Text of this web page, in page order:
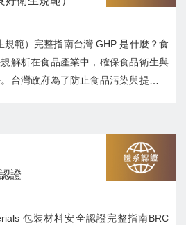
規範）完整指南台灣 GHP 是什麼？食
解析在食品產業中，確保食品衛生與
台灣政府為了防止食品污染與提升食
證
包裝材料安全認證完整指南BRC